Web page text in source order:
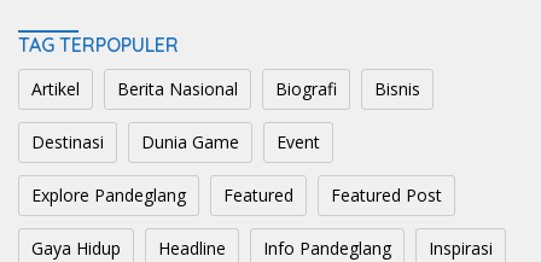
TAG TERPOPULER
Artikel Berita Nasional Biografi Bisnis
Destinasi Dunia Game Event
Explore Pandeglang Featured Featured Post
Gaya Hidup Headline Info Pandeglang Inspirasi